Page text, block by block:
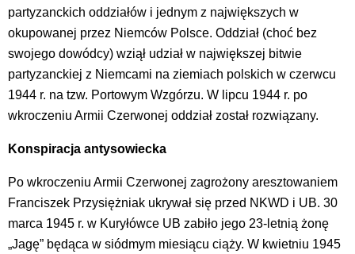
partyzanckich oddziałów i jednym z największych w
okupowanej przez Niemców Polsce. Oddział (choć bez
swojego dowódcy) wziął udział w największej bitwie
partyzanckiej z Niemcami na ziemiach polskich w czerwcu
1944 r. na tzw. Portowym Wzgórzu. W lipcu 1944 r. po
wkroczeniu Armii Czerwonej oddział został rozwiązany.
Konspiracja antysowiecka
Po wkroczeniu Armii Czerwonej zagrożony aresztowaniem
Franciszek Przysiężniak ukrywał się przed NKWD i UB. 30
marca 1945 r. w Kuryłówce UB zabiło jego 23-letnią żonę
„Jagę” będąca w siódmym miesiącu ciąży. W kwietniu 1945